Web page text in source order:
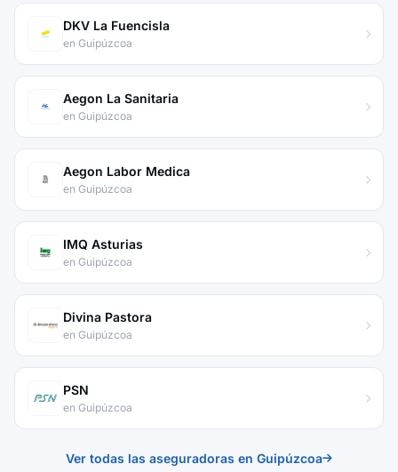
DKV La Fuencisla
en Guipúzcoa
Aegon La Sanitaria
en Guipúzcoa
Aegon Labor Medica
en Guipúzcoa
IMQ Asturias
en Guipúzcoa
Divina Pastora
en Guipúzcoa
PSN
en Guipúzcoa
Ver todas las aseguradoras en Guipúzcoa